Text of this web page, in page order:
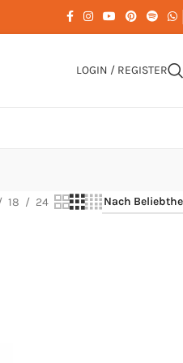
LOGIN / REGISTER
18 24